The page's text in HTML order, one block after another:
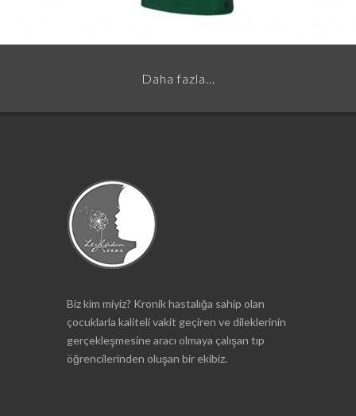
Daha fazla...
Biz kim miyiz? Kronik hastalığa sahip olan
çocuklarla kaliteli vakit geçiren ve dileklerinin
gerçekleşmesine aracı olmaya çalışan tıp
öğrencilerinden oluşan bir ekibiz.